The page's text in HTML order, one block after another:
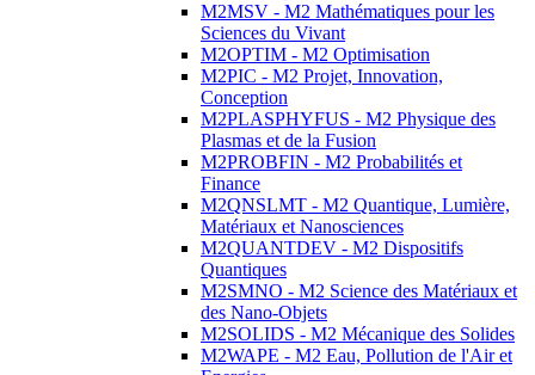
M2MSV - M2 Mathématiques pour les
Sciences du Vivant
M2OPTIM - M2 Optimisation
M2PIC - M2 Projet, Innovation,
Conception
M2PLASPHYFUS - M2 Physique des
Plasmas et de la Fusion
M2PROBFIN - M2 Probabilités et
Finance
M2QNSLMT - M2 Quantique, Lumière,
Matériaux et Nanosciences
M2QUANTDEV - M2 Dispositifs
Quantiques
M2SMNO - M2 Science des Matériaux et
des Nano-Objets
M2SOLIDS - M2 Mécanique des Solides
M2WAPE - M2 Eau, Pollution de l'Air et